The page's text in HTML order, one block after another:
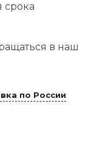
срока
в наш
по России